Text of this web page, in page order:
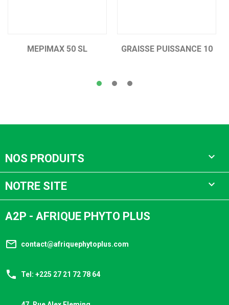
MEPIMAX 50 SL GRAISSE PUISSANCE 10
NOS PRODUITS 
NOTRE SITE 
A2P - AFRIQUE PHYTO PLUS
mail_outline contact@afriquephytoplus.com
phone Tel: +225 27 21 72 78 64